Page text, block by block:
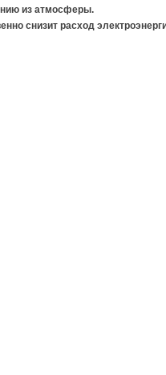
из атмосферы.
снизит расход